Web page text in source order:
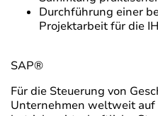
Durchführung einer
Projektarbeit für die
SAP®
Für die Steuerung von
Unternehmen weltweit